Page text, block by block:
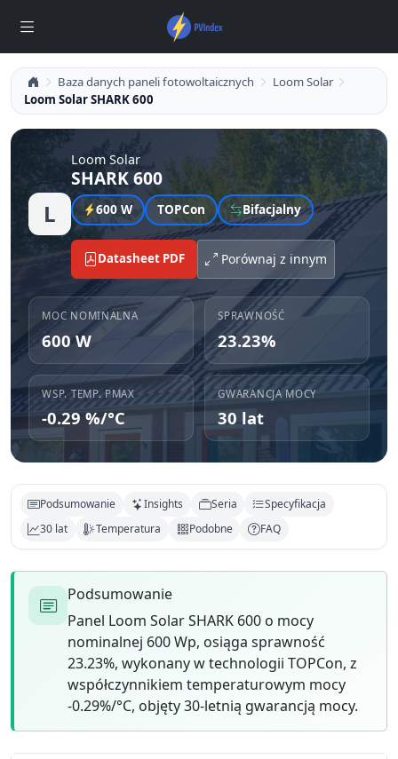
Baza danych paneli fotowoltaicznych
Loom Solar
Loom Solar SHARK 600
L
Loom Solar
SHARK 600
600 W TOPCon Bifacjalny
Datasheet PDF Porównaj z innym
MOC NOMINALNA
600 W
SPRAWNOŚĆ
23.23%
WSP. TEMP. PMAX
-0.29 %/°C
GWARANCJA MOCY
30 lat
Podsumowanie Insights Seria
Specyfikacja
30 lat
Temperatura Podobne FAQ
Podsumowanie
Panel Loom Solar SHARK 600 o mocy
nominalnej 600 Wp, osiąga sprawność
23.23%, wykonany w technologii TOPCon, z
współczynnikiem temperaturowym mocy
-0.29%/°C, objęty 30-letnią gwarancją mocy.